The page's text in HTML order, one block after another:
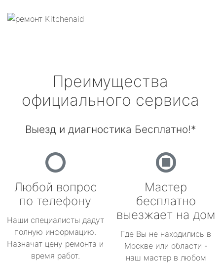
Преимущества
официального сервиса
Выезд и диагностика Бесплатно!*
Любой вопрос
по телефону
Наши специалисты дадут
полную информацию.
Назначат цену ремонта и
время работ.
Мастер
бесплатно
выезжает на дом
Где Вы не находились в
Москве или области -
наш мастер в любом